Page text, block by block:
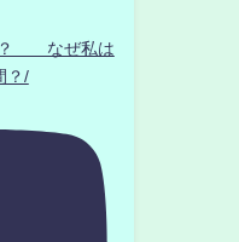
？ なぜ私は
？/